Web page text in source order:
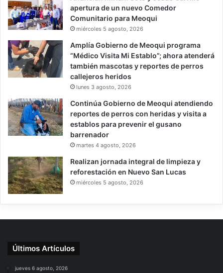
apertura de un nuevo Comedor
Comunitario para Meoqui
miércoles 5 agosto, 2026
Amplía Gobierno de Meoqui programa
“Médico Visita Mi Establo”; ahora atenderá
también mascotas y reportes de perros
callejeros heridos
lunes 3 agosto, 2026
Continúa Gobierno de Meoqui atendiendo
reportes de perros con heridas y visita a
establos para prevenir el gusano
barrenador
martes 4 agosto, 2026
Realizan jornada integral de limpieza y
reforestación en Nuevo San Lucas
miércoles 5 agosto, 2026
Últimos Artículos
jueves 6 agosto, 2026